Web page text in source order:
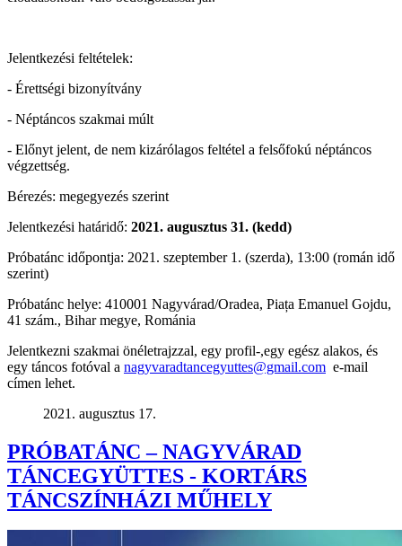
Jelentkezési feltételek:
- Érettségi bizonyítvány
- Néptáncos szakmai múlt
- Előnyt jelent, de nem kizárólagos feltétel a felsőfokú néptáncos
végzettség.
Bérezés: megegyezés szerint
Jelentkezési határidő: 2021. augusztus 31. (kedd)
Próbatánc időpontja: 2021. szeptember 1. (szerda), 13:00 (román idő
szerint)
Próbatánc helye: 410001 Nagyvárad/Oradea, Piața Emanuel Gojdu,
41 szám., Bihar megye, Románia
Jelentkezni szakmai önéletrajzzal, egy profil-,egy egész alakos, és
egy táncos fotóval a nagyvaradtancegyuttes@gmail.com e-mail
címen lehet.
2021. augusztus 17.
PRÓBATÁNC – NAGYVÁRAD
TÁNCEGYÜTTES - KORTÁRS
TÁNCSZÍNHÁZI MŰHELY